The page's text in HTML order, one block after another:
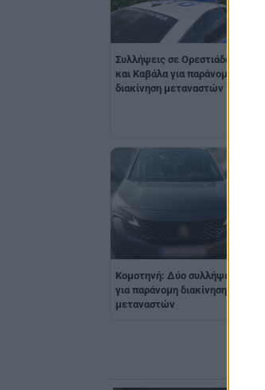
Συλλήψεις σε Ορεστιάδα
και Καβάλα για παράνομη
διακίνηση μεταναστών
Κομοτηνή: Δύο συλλήψεις
για παράνομη διακίνηση
μεταναστών